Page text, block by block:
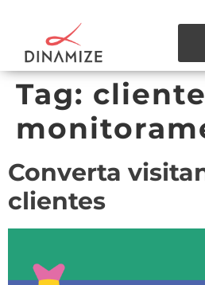
Tag:
Converta
clientes